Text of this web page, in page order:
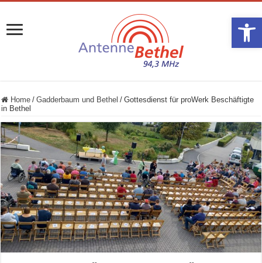
Home / Gadderbaum und Bethel / Gottesdienst für proWerk Beschäftigte
in Bethel